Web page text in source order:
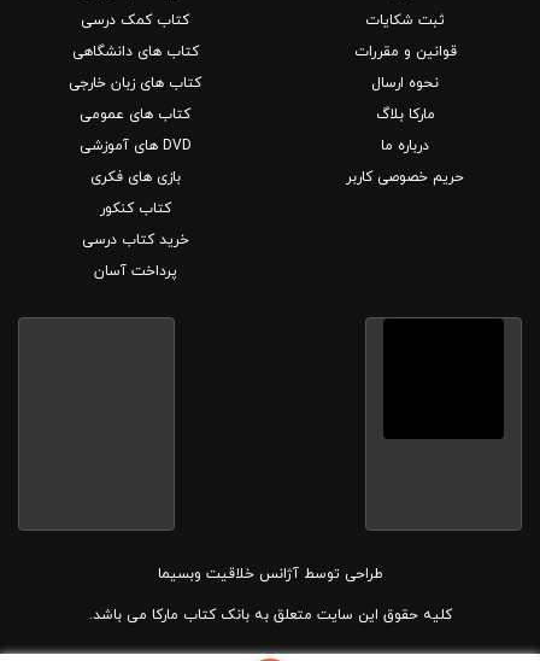
ثبت شکایات
قوانین و مقررات
نحوه ارسال
مارکا بلاگ
درباره ما
حریم خصوصی کاربر
کتاب کمک درسی
کتاب های دانشگاهی
کتاب های زبان خارجی
کتاب های عمومی
DVD های آموزشی
بازی های فکری
کتاب کنکور
خرید کتاب درسی
پرداخت آسان
طراحی توسطآژانس خلاقیت وبسیما
کلیه حقوق این سایت متعلق به بانک کتاب مارکا می باشد.